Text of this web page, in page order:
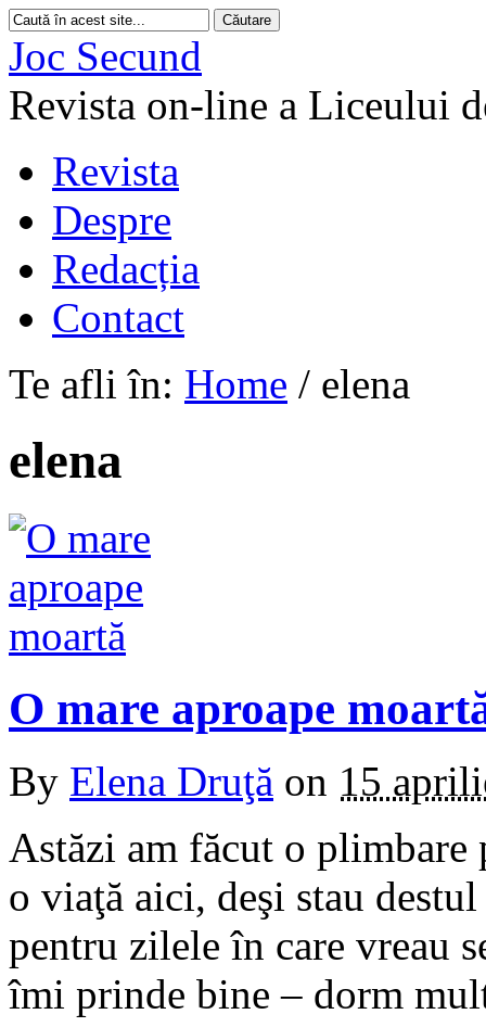
Joc Secund
Revista on-line a Liceului
Revista
Despre
Redacția
Contact
Te afli în: Home / elena
elena
O mare aproape
By Elena Druţă on 15
Astăzi am făcut o
o viaţă aici, deşi stau
pentru zilele în care vreau
îmi prinde bine – dorm